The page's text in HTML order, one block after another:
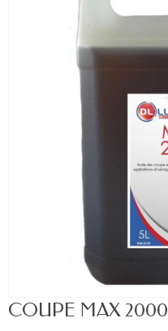
COUPE MAX 2000